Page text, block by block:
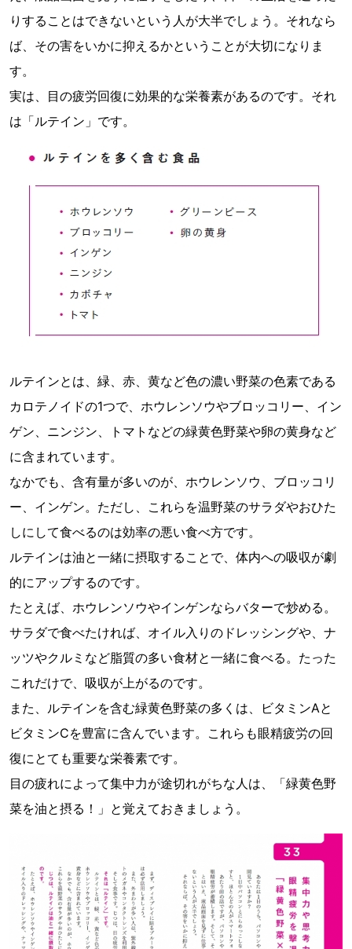
りすることはできないという人が大半でしょう。それなら
ば、その害をいかに抑えるかということが大切になりま
す。
​実は、目の疲労回復に効果的な栄養素があるのです。それ
は「ルテイン」です。
ルテインとは、緑、赤、黄など色の濃い野菜の色素である
カロテノイドの1つで、ホウレンソウやブロッコリー、イン
ゲン、ニンジン、トマトなどの緑黄色野菜や卵の黄身など
に含まれています。
なかでも、含有量が多いのが、ホウレンソウ、ブロッコリ
ー、インゲン。ただし、これらを温野菜のサラダやおひた
しにして食べるのは効率の悪い食べ方です。
ルテインは油と一緒に摂取することで、体内への吸収が劇
的にアップするのです。
たとえば、ホウレンソウやインゲンならバターで炒める。
サラダで食べたければ、オイル入りのドレッシングや、ナ
ッツやクルミなど脂質の多い食材と一緒に食べる。たった
これだけで、吸収が上がるのです。
また、ルテインを含む緑黄色野菜の多くは、ビタミンAと
ビタミンCを豊富に含んでいます。これらも眼精疲労の回
復にとても重要な栄養素です。
目の疲れによって集中力が途切れがちな人は、「緑黄色野
菜を油と摂る！」と覚えておきましょう。